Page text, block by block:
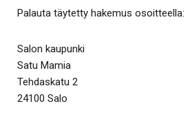
Palauta täytetty hakemus osoitteella:
Salon kaupunki
Satu Mamia
Tehdaskatu 2
24100 Salo